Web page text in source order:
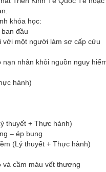
khóa học:
đầu
với một người làm sơ cấp cứu
nạn nhân khỏi nguồn nguy
hành)
thuyết + Thực hành)
– ép bụng
(Lý thuyết + Thực hành)
và cầm máu vết thương